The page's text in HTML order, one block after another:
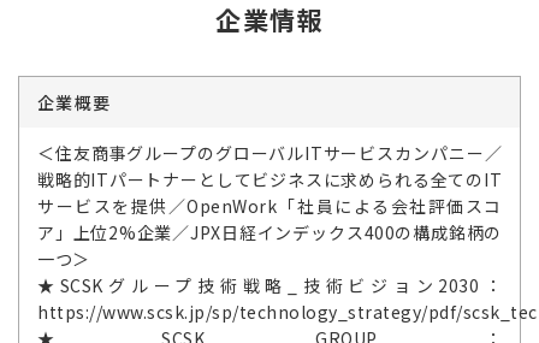
企業情報
企業概要
＜住友商事グループのグローバルITサービスカンパニー／
戦略的ITパートナーとしてビジネスに求められる全てのIT
サービスを提供／OpenWork「社員による会社評価スコ
ア」上位2%企業／JPX日経インデックス400の構成銘柄の
一つ＞
★SCSKグループ技術戦略_技術ビジョン2030：
https://www.scsk.jp/sp/technology_strategy/pdf/
★SCSK GROUP：